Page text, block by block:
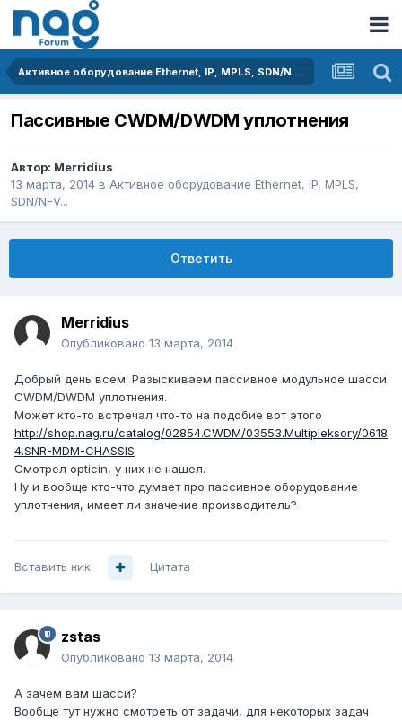
Активное оборудование Ethernet, IP, MPLS, SDN/NFV...
Пассивные CWDM/DWDM уплотнения
Автор: Merridius
13 марта, 2014 в Активное оборудование Ethernet, IP, MPLS,
SDN/NFV...
Ответить
Merridius
Опубликовано 13 марта, 2014
Добрый день всем. Разыскиваем пассивное модульное шасси
CWDM/DWDM уплотнения.
Может кто-то встречал что-то на подобие вот этого
http://shop.nag.ru/catalog/02854.CWDM/03553.Multipleksory/0618
4.SNR-MDM-CHASSIS
Смотрел opticin, у них не нашел.
Ну и вообще кто-что думает про пассивное оборудование
уплотнения, имеет ли значение производитель?
Вставить ник Цитата
zstas
Опубликовано 13 марта, 2014
А зачем вам шасси?
Вообще тут нужно смотреть от задачи, для некоторых задач